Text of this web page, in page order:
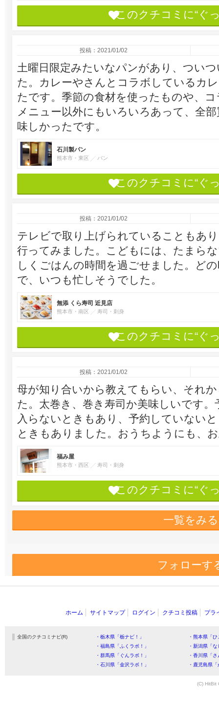
このクチコミに“ぐ
投稿：2021/01/02
土曜日限定みたいなパンがあり、つい
た。カレーやさんとコラボしているカ
たです。季節の食材を使ったものや、
メニュー以外にもいろいろあって、全
味しかったです。
石川製パン
熊本市・東区 パン
このクチコミに“ぐ
投稿：2021/01/02
テレビで取り上げられていることもあ
行ってみました。こどもには、たまら
しくごはんの時間を過ごせました。ど
で、いつも忙しそうでした。
無添 くら寿司 近見店
熊本市・南区 寿司・刺身
このクチコミに“ぐ
投稿：2021/01/02
母が知り合いから教えてもらい、それ
た。太巻き、巻き寿司か美味しいです
入らないときもあり、予約していない
ときもありました。おうちようにも、
福み屋
熊本市・西区 寿司・刺身
このクチコミに“ぐ
一覧をみる
フォローす
ホーム サイトマップ ログイン クチコミ投稿 プラ
全国のクチコミナビ(R) ・栃木県「栃ナビ！」
・熊本県「
・福島県「ふくラボ！」
・新潟県「
・群馬県「ぐんラボ！」
・香川県「
・石川県「金沢ラボ！」
・鹿児島県
(C) HitBit